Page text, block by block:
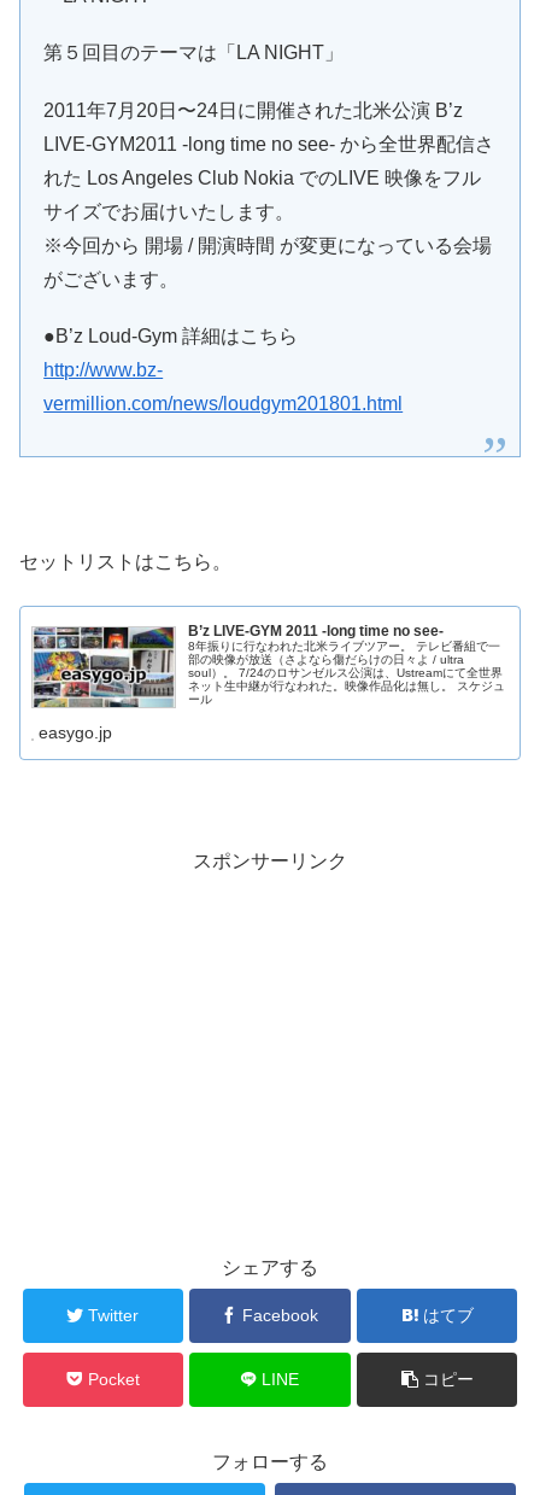
第５回⽬のテーマは「LA NIGHT」
2011年7⽉20⽇〜24⽇に開催された北⽶公演 B’z
LIVE-GYM2011 -long time no see- から全世界配信さ
れた Los Angeles Club Nokia でのLIVE 映像をフル
サイズでお届けいたします。
※今回から 開場 / 開演時間 が変更になっている会場
がございます。
●B’z Loud-Gym 詳細はこちら
http://www.bz-
vermillion.com/news/loudgym201801.html
セットリストはこちら。
B’z LIVE-GYM 2011 -long time no see-
8年振りに行なわれた北米ライブツアー。 テレビ番組で一
部の映像が放送（さよなら傷だらけの日々よ / ultra
soul）。 7/24のロサンゼルス公演は、Ustreamにて全世界
ネット生中継が行なわれた。映像作品化は無し。 スケジュ
ール
easygo.jp
スポンサーリンク
シェアする
Twitter Facebook はてブ
Pocket LINE コピー
フォローする